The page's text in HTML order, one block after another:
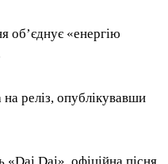
об’єднує «енергію
реліз, опублікувавши